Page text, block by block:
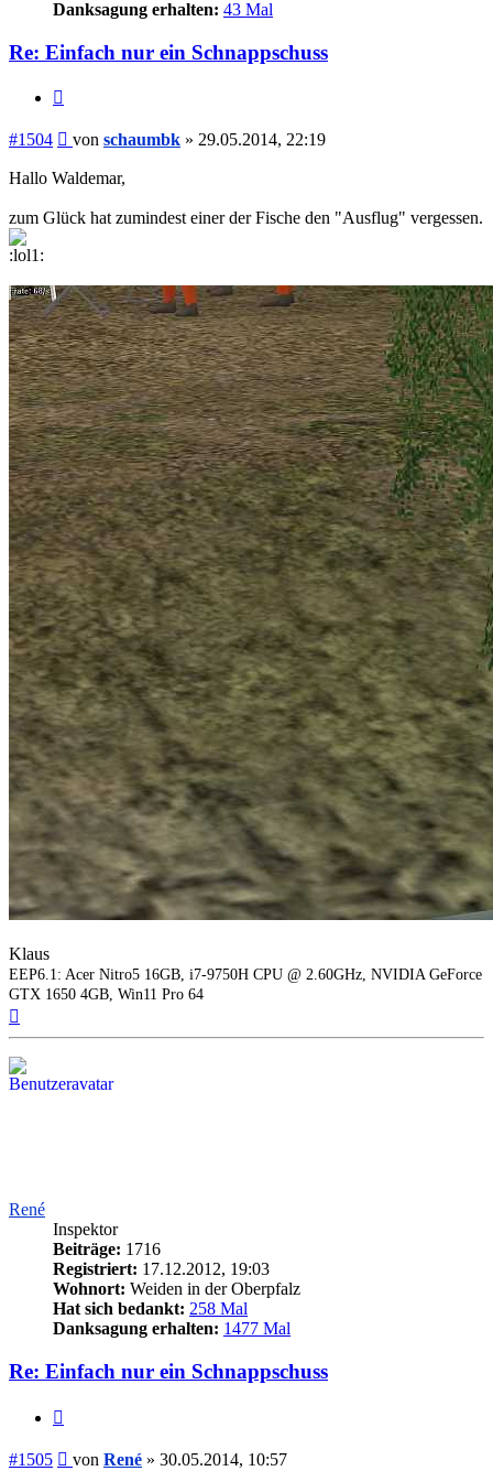
Danksagung erhalten: 43 Mal
Re: Einfach nur ein Schnappschuss
#1504 Beitrag
von schaumbk » 29.05.2014, 22:19
Hallo Waldemar,
zum Glück hat zumindest einer der Fische den "Ausflug" vergessen.
Klaus
EEP6.1: Acer Nitro5 16GB, i7-9750H CPU @ 2.60GHz, NVIDIA GeForce
GTX 1650 4GB, Win11 Pro 64
René
Inspektor
Beiträge: 1716
Registriert: 17.12.2012, 19:03
Wohnort: Weiden in der Oberpfalz
Hat sich bedankt: 258 Mal
Danksagung erhalten: 1477 Mal
Re: Einfach nur ein Schnappschuss
#1505 Beitrag
von René » 30.05.2014, 10:57